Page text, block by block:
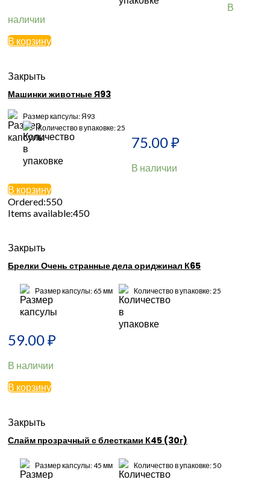
В
наличии
В корзину
Закрыть
Машинки животные Я93
Размер капсулы: Я93
Количество в упаковке: 25
75.00₽
В наличии
В корзину
Ordered:550
Items available:450
Закрыть
Брелки Очень странные дела ориджинал К65
Размер капсулы: 65 мм Количество в упаковке: 25
59.00₽
В наличии
В корзину
Закрыть
Слайм прозрачный с блестками К45 (30г)
Размер капсулы: 45 мм Количество в упаковке: 50